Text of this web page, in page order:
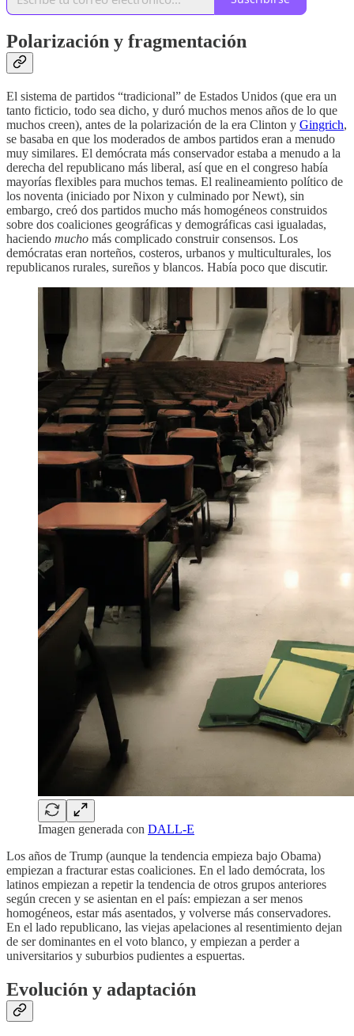
Polarización y fragmentación
El sistema de partidos “tradicional” de Estados Unidos (que era un
tanto ficticio, todo sea dicho, y duró muchos menos años de lo que
muchos creen), antes de la polarización de la era Clinton y Gingrich,
se basaba en que los moderados de ambos partidos eran a menudo
muy similares. El demócrata más conservador estaba a menudo a la
derecha del republicano más liberal, así que en el congreso había
mayorías flexibles para muchos temas. El realineamiento político de
los noventa (iniciado por Nixon y culminado por Newt), sin
embargo, creó dos partidos mucho más homogéneos construidos
sobre dos coaliciones geográficas y demográficas casi igualadas,
haciendo mucho más complicado construir consensos. Los
demócratas eran norteños, costeros, urbanos y multiculturales, los
republicanos rurales, sureños y blancos. Había poco que discutir.
Imagen generada con DALL-E
Los años de Trump (aunque la tendencia empieza bajo Obama)
empiezan a fracturar estas coaliciones. En el lado demócrata, los
latinos empiezan a repetir la tendencia de otros grupos anteriores
según crecen y se asientan en el país: empiezan a ser menos
homogéneos, estar más asentados, y volverse más conservadores.
En el lado republicano, las viejas apelaciones al resentimiento dejan
de ser dominantes en el voto blanco, y empiezan a perder a
universitarios y suburbios pudientes a espuertas.
Evolución y adaptación